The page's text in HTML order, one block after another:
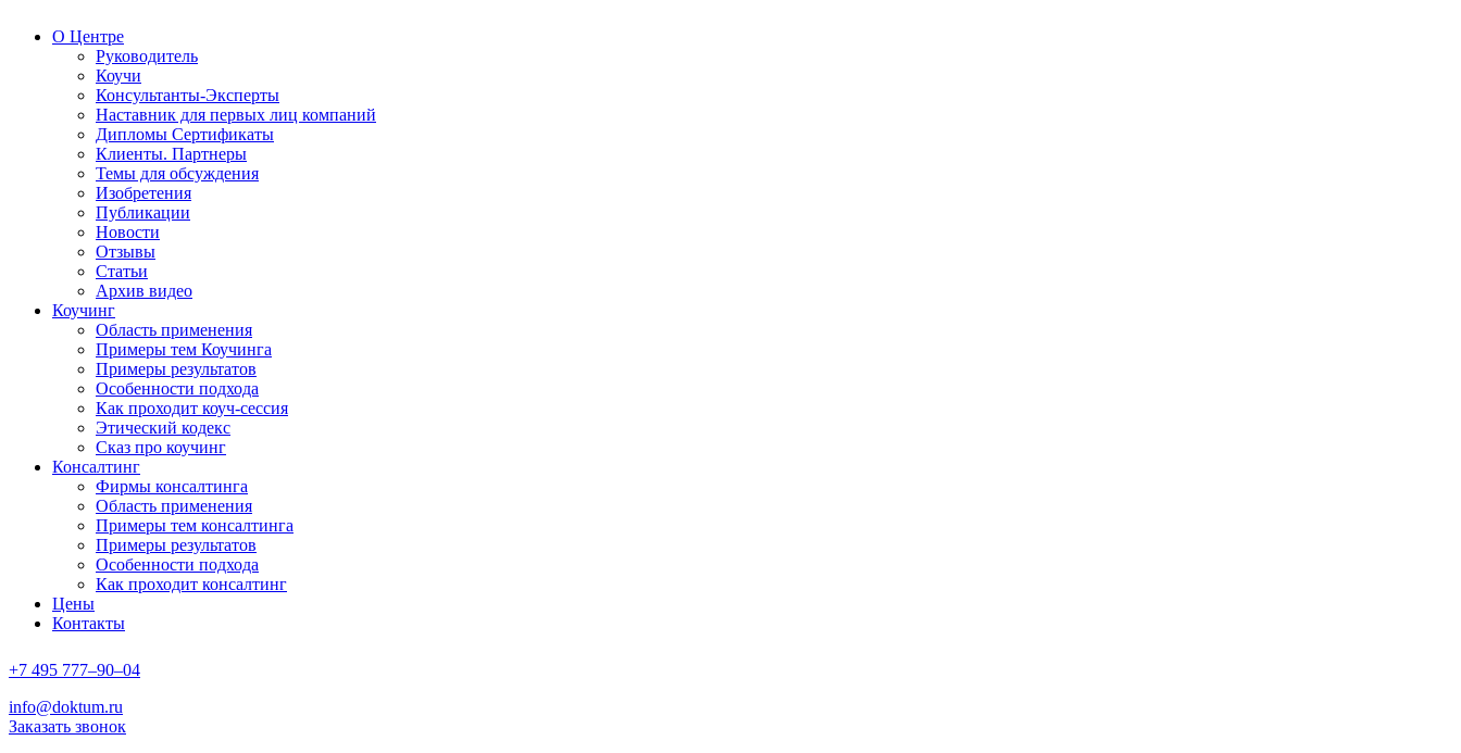
О Центре
Руководитель
Коучи
Консультанты-Эксперты
Наставник для первых лиц компаний
Дипломы Сертификаты
Клиенты. Партнеры
Темы для обсуждения
Изобретения
Публикации
Новости
Отзывы
Статьи
Архив видео
Коучинг
Область применения
Примеры тем Коучинга
Примеры результатов
Особенности подхода
Как проходит коуч-сессия
Этический кодекс
Сказ про коучинг
Консалтинг
Фирмы консалтинга
Область применения
Примеры тем консалтинга
Примеры результатов
Особенности подхода
Как проходит консалтинг
Цены
Контакты
+7 495 777–90–04
info@doktum.ru
Заказать звонок